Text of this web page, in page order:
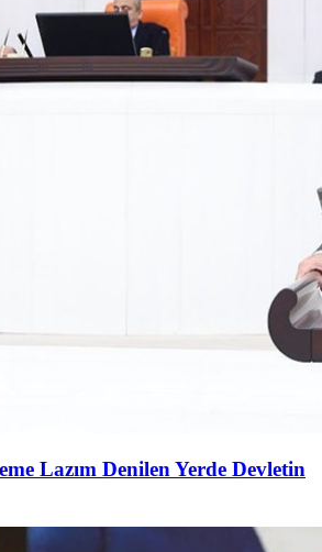
Lazım Denilen Yerde Devletin